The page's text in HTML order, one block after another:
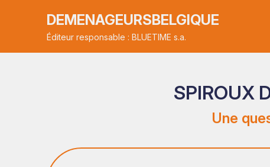
DEMENAGEURSBELGIQUE
Éditeur responsable : BLUETIME s.a.
SPIROUX
Une